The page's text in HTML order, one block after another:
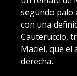
segundo palo
con una
Cauteruccio,
Maciel, que
derecha.